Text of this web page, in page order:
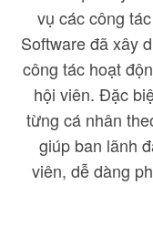
vụ các công
Software đã xây
công tác hoạt
hội viên. Đặc
từng cá nhân
giúp ban lãnh
viên, dễ dàng